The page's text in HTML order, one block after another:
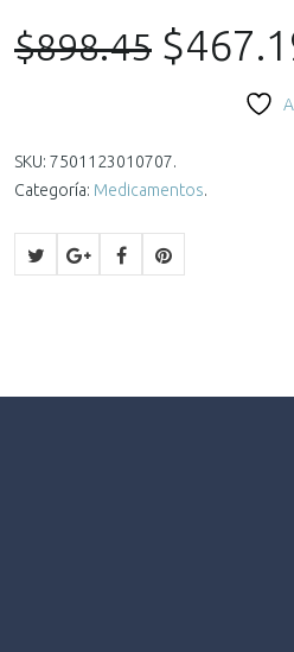
$898.45 El
precio
original
$
SKU: 7501123010707.
Categoría: Medicamentos.